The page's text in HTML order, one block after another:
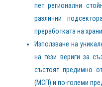
пет регионални
различни
преработката на храни
Използване на
на тези вериги за
състоят предимно
(МСП) и по-големи